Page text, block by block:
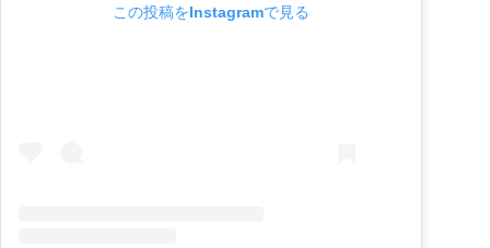
この投稿をInstagramで見る